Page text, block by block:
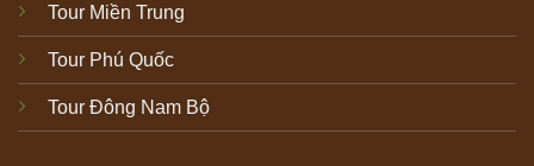
Tour Miền Trung
Tour Phú Quốc
Tour Đông Nam Bộ